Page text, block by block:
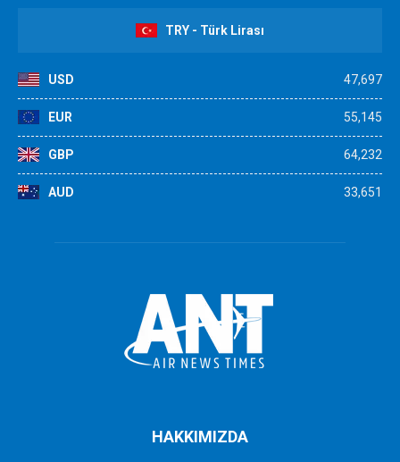
TRY - Türk Lirası
USD 47,697
EUR 55,145
GBP 64,232
AUD 33,651
HAKKIMIZDA